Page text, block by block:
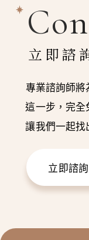
立即諮
專業諮詢師將
這一步，完全
讓我們一起找
立即諮詢